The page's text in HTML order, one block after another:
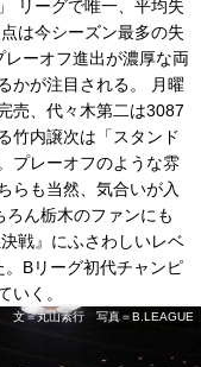
リーグで唯一、平均失
は今シーズン最多の失
ーオフ進出が濃厚な両
かが注目される。 月曜
売、代々木第二は3087
竹内譲次は「スタンド
プレーオフのような雰
らも当然、気合いが入
ろん栃木のファンにも
戦』にふさわしいレベ
Bリーグ初代チャンピ
いく。
文＝丸山素行 写真＝B.LEAGUE